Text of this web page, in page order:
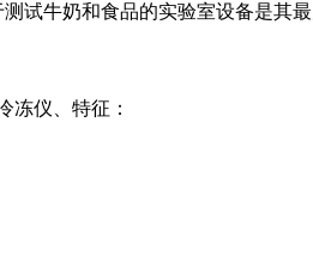
试牛奶和食品的实验室设备是
冻仪、特征：